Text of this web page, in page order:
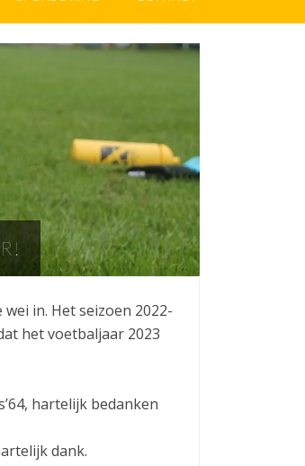
in. Het seizoen 2022-
het voetbaljaar 2023
hartelijk bedanken
dank.